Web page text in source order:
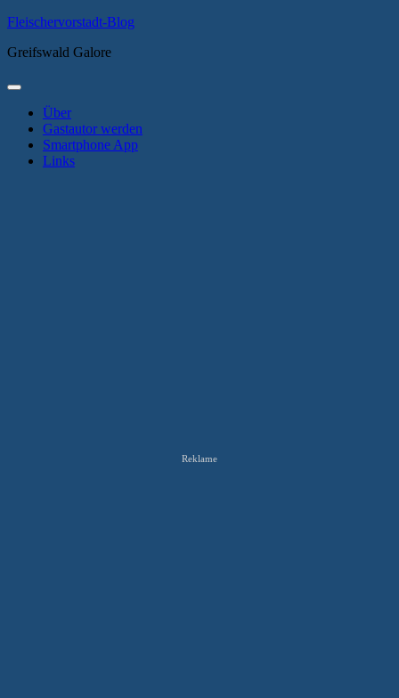
Zum
springen
Fleischervorstadt-Blog
Greifswald Galore
Primäres
Über
Gastautor werden
Smartphone App
Links
Reklame